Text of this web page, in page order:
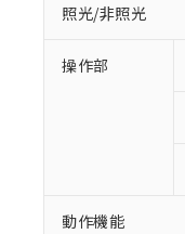
照光/非照光
操作部
動作機能